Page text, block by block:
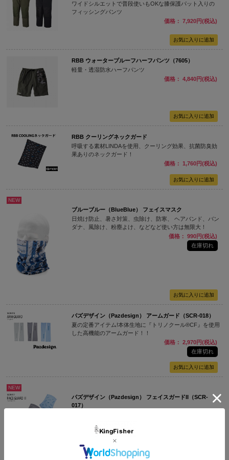
ワイドシルエットで普段使いもOKな膝保護パット入りの
フィッシングパンツ
価格： 7,920円(税込)
RBB ウォータープルーフハーフパンツ（7605）
軽量・透湿防水ハーフパンツ
価格： 4,840円(税込)
RBB クーリングネックガード
呼吸する素材LINDAを使用、クーリング効果、抗菌防臭効
果ありのネックガード！
価格： 1,760円(税込)
NEW
ブルーブルー（BlueBlue） フェイスマスク
日焼け防止、暑さ対策、虫除け、防寒、 ヘアバンド、バン
ダナ、風除け、粉塵よけ、などなど使い方は無限大！
価格： 990円(税込)
在庫切れ
パズデザイン（Pazdesign） アームガード（SCR-018）
夏の定番アイテム!本体生地に『トリノクール®CF』を使用
した高機能のアームガード！！
価格： 2,970円(税込)
在庫切れ
NEW
パズデザイン（Pazdesign） フェイスガードII（SCR-
017）